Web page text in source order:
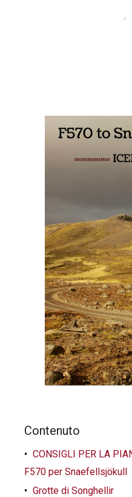
Contenuto
CONSIGLI PER LA
F570 per Snaefellsjökull
Grotte di Songhellir